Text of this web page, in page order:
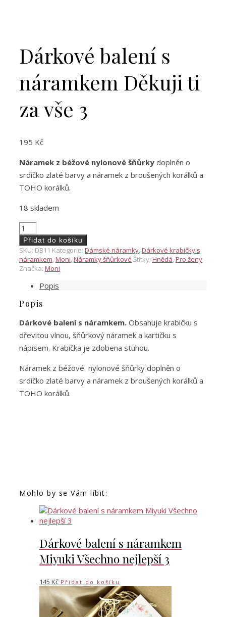
Dárkové balení s
náramkem Děkuji ti
za vše 3
195 Kč
Náramek z béžové nylonové šňůrky doplněn o
srdíčko zlaté barvy a náramek z broušených korálků a
TOHO korálků.
18 skladem
Dárkové
balení
s
náramkem
Děkuji
3
Přidat do košíku
SKU: DB11 Kategorie: Dámské náramky Dárkové krabičky s
náramkem Moni Náramky šňůrkové Štítky: Hnědá Pro ženy
Značka: Moni
Popis
Popis
Dárkové balení s náramkem. Obsahuje krabičku s
dřevitou vlnou, šňůrkový náramek a kartičku s
nápisem. Krabička je zdobena stuhou.
Náramek z béžové nylonové šňůrky doplněn o
srdíčko zlaté barvy a náramek z broušených korálků a
TOHO korálků.
Mohlo by se Vám líbit:
Dárkové balení s náramkem
Miyuki Všechno nejlepší 3
145 Kč Přidat do košíku